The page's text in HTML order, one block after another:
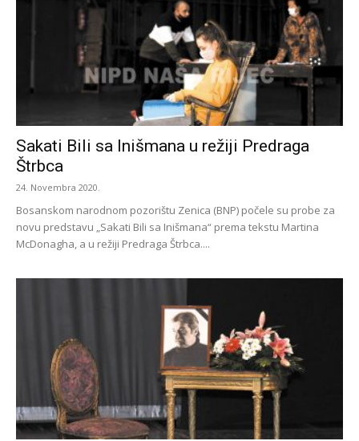
Sakati Bili sa Inišmana u režiji Predraga
Štrbca
24. Novembra 2020.
Bosanskom narodnom pozorištu Zenica (BNP) počele su probe za
novu predstavu „Sakati Bili sa Inišmana“ prema tekstu Martina
McDonagha, a u režiji Predraga Štrbca....